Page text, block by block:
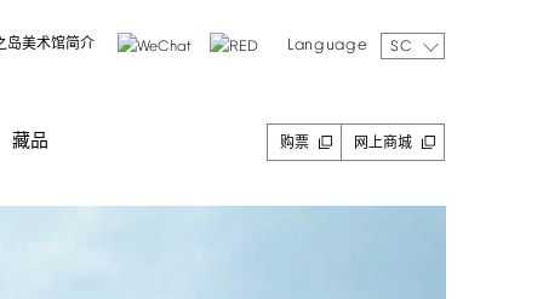
岛美术馆简介 Language SC
藏品 购票 网上商城